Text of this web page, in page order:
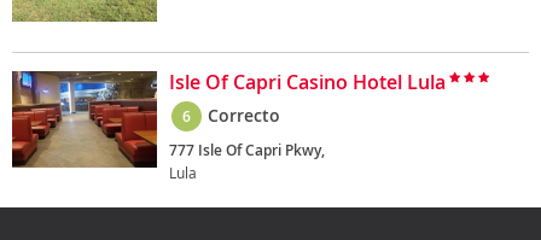
Isle Of Capri Casino Hotel Lula
6 Correcto
777 Isle Of Capri Pkwy,
Lula